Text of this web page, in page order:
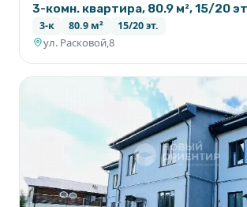
3-комн. квартира, 80.9 м², 15/20
3-к 80.9 м² 15/20 эт.
ул. Расковой,8